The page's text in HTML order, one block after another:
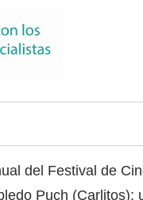
del Festival de
Puch (Carlitos);